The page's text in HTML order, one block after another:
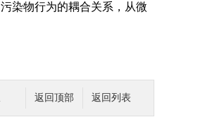
染物行为的耦合关系，从微
返回列表
返回顶部